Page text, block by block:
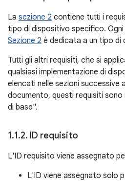
La sezione 2 contiene tutti i
tipo di dispositivo specifico.
Sezione 2 è dedicata a un tipo
Tutti gli altri requisiti, che si
qualsiasi implementazione di
elencati nelle sezioni successive
documento, questi requisiti
di base".
1.1.2. ID requisito
L'ID requisito viene assegnato
L'ID viene assegnato solo